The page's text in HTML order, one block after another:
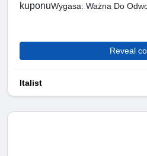
kuponuWygasa: Ważna Do
Reveal
Italist